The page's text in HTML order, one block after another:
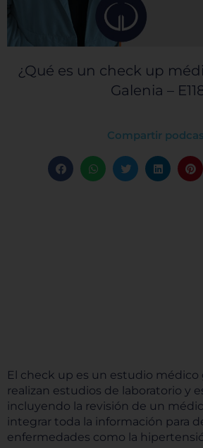
¿Qué es un check up
Galenia –
Compartir
El check up es un estudio médico
realizan estudios de laboratorio y
incluyendo la revisión de un
integrar toda la información para
enfermedades como la